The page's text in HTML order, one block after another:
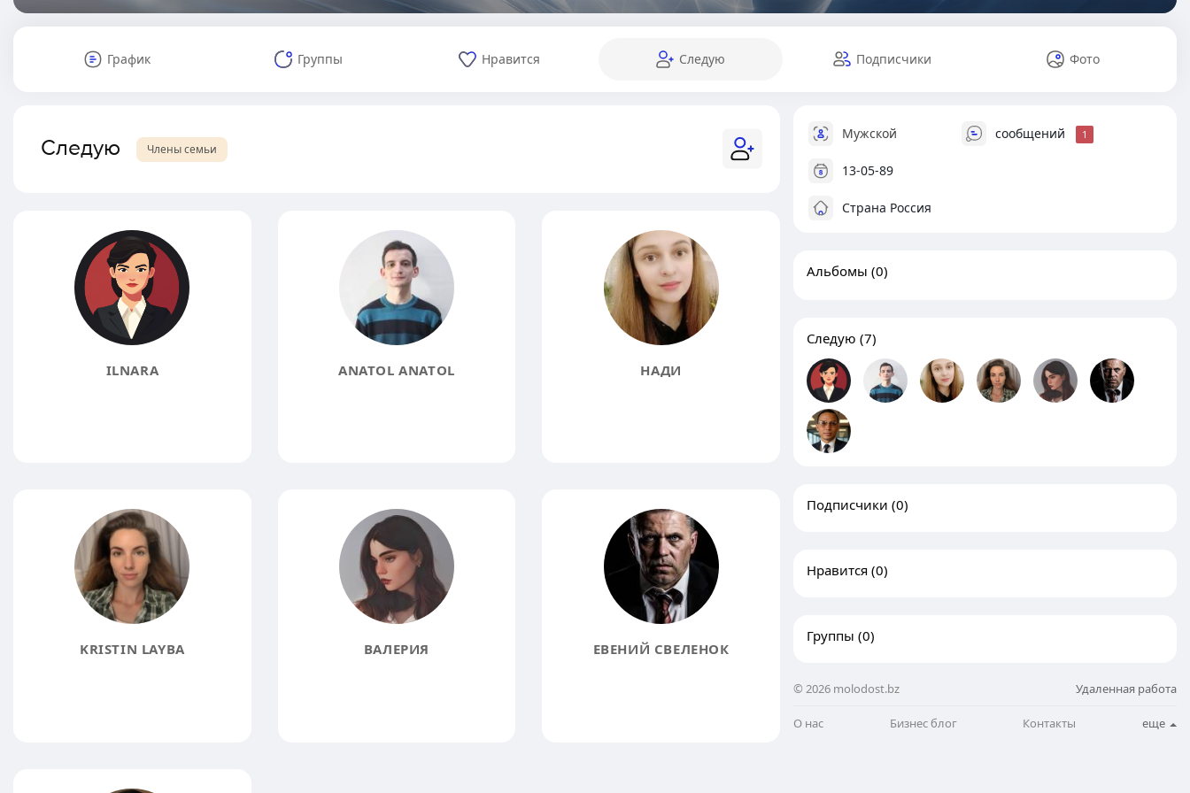
График Группы Нравится Следую Подписчики Фото
Следую Члены семьи
ILNARA ANATOL ANATOL НАДИ
KRISTIN LAYBA ВАЛЕРИЯ ЕВЕНИЙ СВЕЛЕНОК
Мужской сообщений 1
13-05-89
Страна Россия
Альбомы (0)
Следую (7)
Подписчики (0)
Нравится (0)
Группы (0)
© 2026 molodost.bz Удаленная работа
О нас Бизнес блог Контакты еще